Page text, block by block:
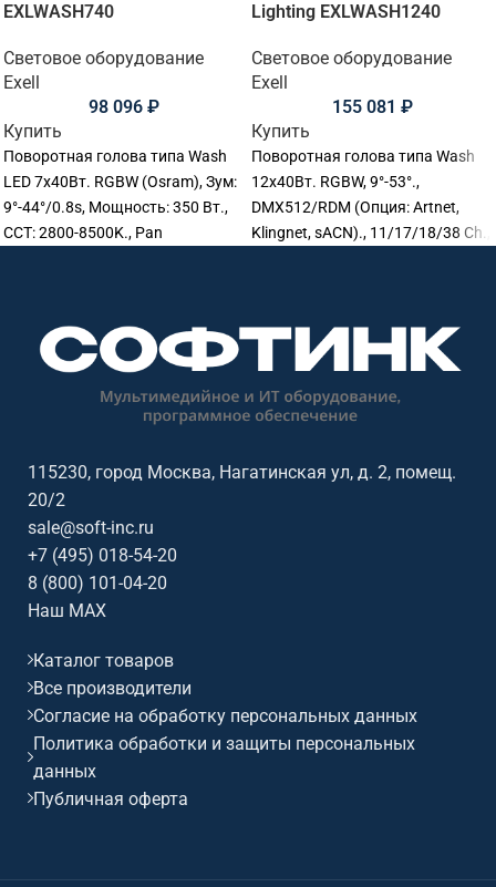
EXLWASH740
Световое оборудование
Exell
98 096 ₽
Купить
Поворотная голова типа Wash
LED 7х40Вт. RGBW (Osram), Зум:
9°-44°/0.8s, Мощность: 350 Вт.,
CCT: 2800-8500K., Pan
29х22,5х38 см., Вес: 8,9 кг.
Lighting EXLWASH1240
Световое оборудование
Exell
155 081 ₽
Купить
Поворотная голова типа Wash
12х40Вт. RGBW, 9°-53°.,
DMX512/RDM (Опция: Artnet,
Klingnet, sACN)., 11/17/18/38 Ch.,
115230, город Москва, Нагатинская ул, д. 2, помещ.
20/2
sale@soft-inc.ru
+7 (495) 018-54-20
8 (800) 101-04-20
Наш MAX
Каталог товаров
Все производители
Согласие на обработку персональных данных
Политика обработки и защиты персональных
данных
Публичная оферта